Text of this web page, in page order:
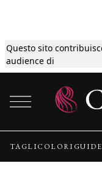
Questo sito
audience di
Tagli
Colori
Guide
TAGLICOLORI GUIDE